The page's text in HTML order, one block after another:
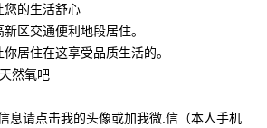
您的生活舒心
区交通便利地段居住。
居住在这享受品质生活的。
然氧吧
息请点击我的头像或加我微.信（本人手机